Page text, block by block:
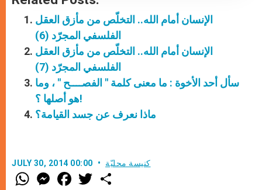
الإنسان أمام الله.. التخلّص من مأزق العقل
الفلسفي المجرّد (6)
الإنسان أمام الله.. التخلّص من مأزق العقل
الفلسفي المجرّد (7)
سأل أحد الأخوة : ما معنى كلمة " الفصــــح " ، وما
هو أصلها ؟!
ماذا نعرف عن جسد القيامة؟
JULY 30, 2014 00:00 كنيسة محليّة
W
h
M
e
F
a w